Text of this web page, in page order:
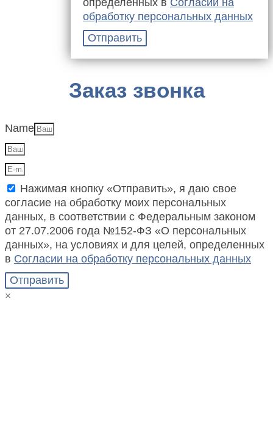
определенных в Согласии на
обработку персональных данных
Отправить
Заказ звонка
Name
Нажимая кнопку «Отправить», я даю свое
согласие на обработку моих персональных
данных, в соответствии с Федеральным законом
от 27.07.2006 года №152-ФЗ «О персональных
данных», на условиях и для целей, определенных
в Согласии на обработку персональных данных
Отправить
×